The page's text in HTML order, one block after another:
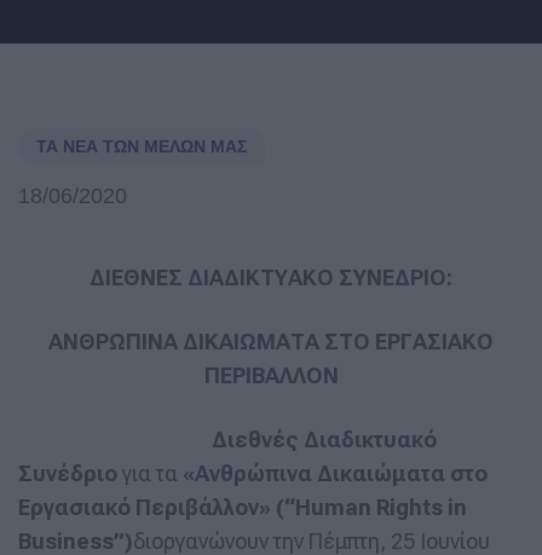
ΤΑ ΝΈΑ ΤΩΝ ΜΕΛΏΝ ΜΑΣ
18/06/2020
ΔΙΕΘΝΕΣ ΔΙΑΔΙΚΤΥΑΚΟ ΣΥΝΕΔΡΙΟ:
ΑΝΘΡΩΠΙΝΑ ΔΙΚΑΙΩΜΑΤΑ ΣΤΟ ΕΡΓΑΣΙΑΚΟ
ΠΕΡΙΒΑΛΛΟΝ
Διεθνές Διαδικτυακό
Συνέδριο για τα «Ανθρώπινα Δικαιώματα στο
Εργασιακό Περιβάλλον» (“Human Rights in
Business”)διοργανώνουν την Πέμπτη, 25 Ιουνίου